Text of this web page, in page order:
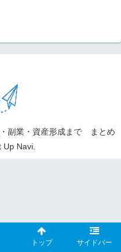
副業・資産形成まで まとめ
Up Navi.
トップ サイドバー